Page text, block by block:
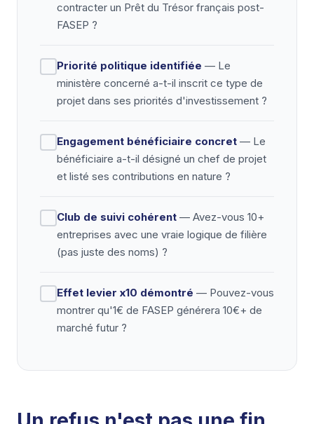
contracter un Prêt du Trésor français post-
FASEP ?
Priorité politique identifiée — Le
ministère concerné a-t-il inscrit ce type de
projet dans ses priorités d'investissement ?
Engagement bénéficiaire concret — Le
bénéficiaire a-t-il désigné un chef de projet
et listé ses contributions en nature ?
Club de suivi cohérent — Avez-vous 10+
entreprises avec une vraie logique de filière
(pas juste des noms) ?
Effet levier x10 démontré — Pouvez-vous
montrer qu'1€ de FASEP générera 10€+ de
marché futur ?